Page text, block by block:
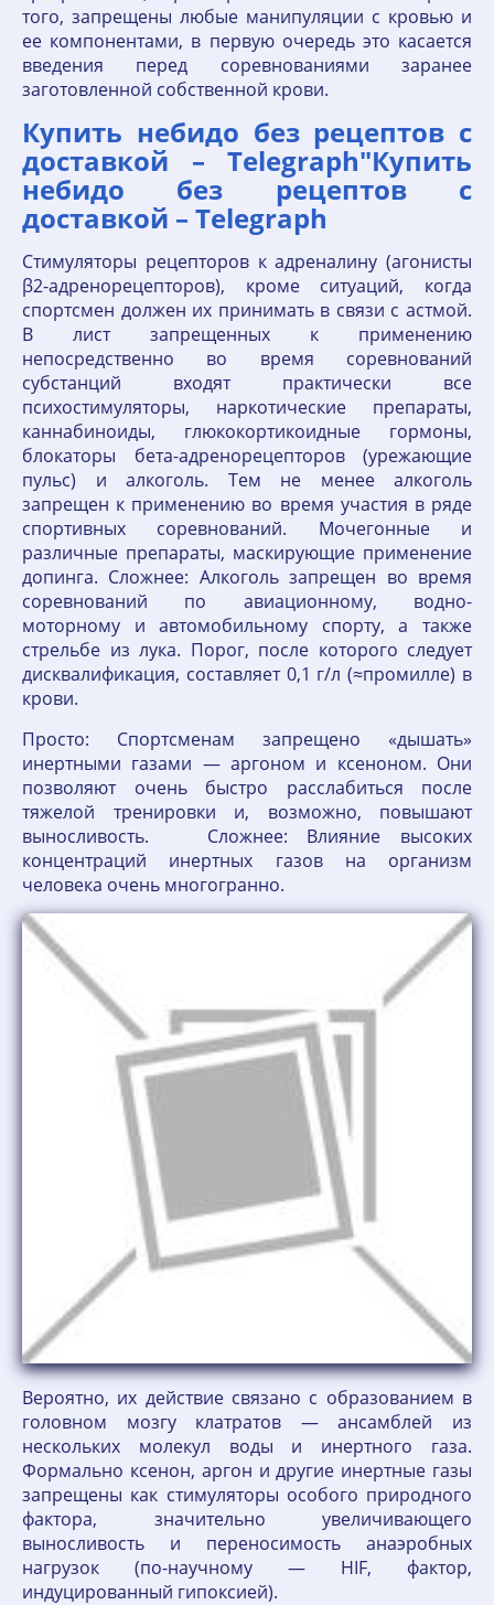
того, запрещены любые манипуляции с кровью и
ее компонентами, в первую очередь это касается
введения перед соревнованиями заранее
заготовленной собственной крови.
Купить небидо без рецептов с
доставкой – Telegraph"Купить
небидо без рецептов с
доставкой – Telegraph
Стимуляторы рецепторов к адреналину (агонисты
β2-адренорецепторов), кроме ситуаций, когда
спортсмен должен их принимать в связи с астмой.
В лист запрещенных к применению
непосредственно во время соревнований
субстанций входят практически все
психостимуляторы, наркотические препараты,
каннабиноиды, глюкокортикоидные гормоны,
блокаторы бета-адренорецепторов (урежающие
пульс) и алкоголь. Тем не менее алкоголь
запрещен к применению во время участия в ряде
спортивных соревнований. Мочегонные и
различные препараты, маскирующие применение
допинга. Сложнее: Алкоголь запрещен во время
соревнований по авиационному, водно-
моторному и автомобильному спорту, а также
стрельбе из лука. Порог, после которого следует
дисквалификация, составляет 0,1 г/л (≈промилле) в
крови.
Просто: Спортсменам запрещено «дышать»
инертными газами — аргоном и ксеноном. Они
позволяют очень быстро расслабиться после
тяжелой тренировки и, возможно, повышают
выносливость. Сложнее: Влияние высоких
концентраций инертных газов на организм
человека очень многогранно.
Вероятно, их действие связано с образованием в
головном мозгу клатратов — ансамблей из
нескольких молекул воды и инертного газа.
Формально ксенон, аргон и другие инертные газы
запрещены как стимуляторы особого природного
фактора, значительно увеличивающего
выносливость и переносимость анаэробных
нагрузок (по-научному — HIF, фактор,
индуцированный гипоксией).